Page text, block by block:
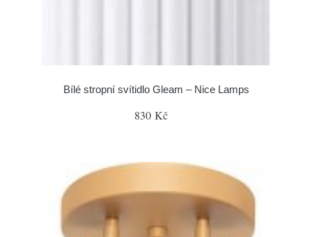
Bílé stropní svítidlo Gleam – Nice Lamps
830 Kč